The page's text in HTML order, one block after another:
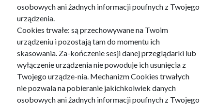
osobowych ani żadnych informacji poufnych z Twojego
urządzenia.
Cookies trwałe: są przechowywane na Twoim
urządzeniu i pozostają tam do momentu ich
skasowania. Za-kończenie sesji danej przeglądarki lub
wyłączenie urządzenia nie powoduje ich usunięcia z
Twojego urządze-nia. Mechanizm Cookies trwałych
nie pozwala na pobieranie jakichkolwiek danych
osobowych ani żadnych informacji poufnych z Twojego